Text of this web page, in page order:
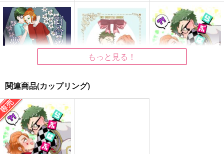
百合の棺で夢を見させ
て
湘南事変
1,100円（税込）
もっと見る！
関連商品(カップリング)